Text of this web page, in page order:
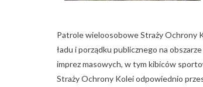
Patrole wieloosobowe Straży Ochrony
ładu i porządku publicznego na
imprez masowych, w tym kibiców
Straży Ochrony Kolei odpowiednio